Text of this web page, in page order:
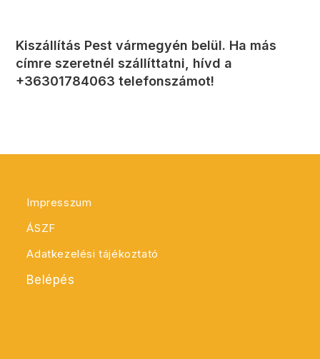
Kiszállítás Pest vármegyén belül. Ha más
címre szeretnél szállíttatni, hívd a
+36301784063 telefonszámot!
Impresszum
ÁSZF
Adatkezelési tájékoztató
Belépés